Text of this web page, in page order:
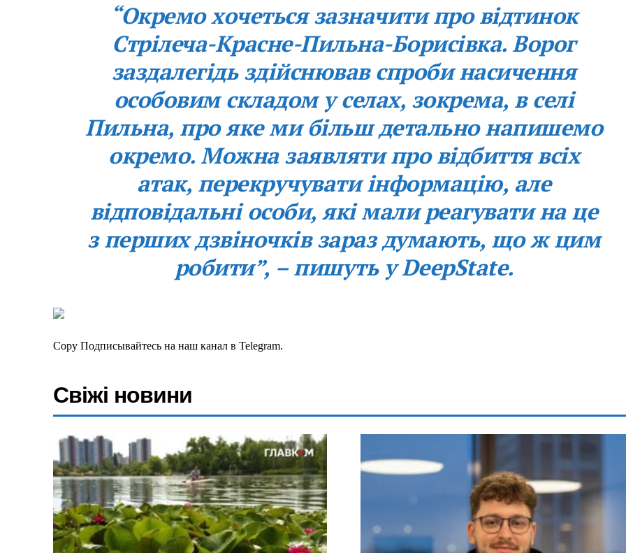
Меню
Київ
Україна
Економіка
Політика
“Окремо хочеться зазначити про відтинок
Стрілеча-Красне-Пильна-Борисівка. Ворог
заздалегідь здійснював спроби насичення
особовим складом у селах, зокрема, в селі
Пильна, про яке ми більш детально напишемо
окремо. Можна заявляти про відбиття всіх
атак, перекручувати інформацію, але
відповідальні особи, які мали реагувати на це
з перших дзвіночків зараз думають, що ж цим
робити”, – пишуть у DeepState.
Copy Подписывайтесь на наш канал в Telegram.
Свіжі новини